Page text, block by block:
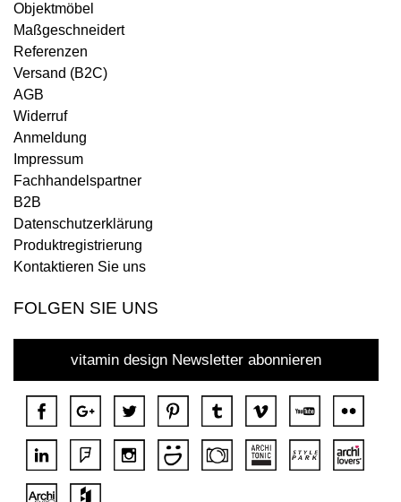
Objektmöbel
Maßgeschneidert
Referenzen
Versand (B2C)
AGB
Widerruf
Anmeldung
Impressum
Fachhandelspartner
B2B
Datenschutzerklärung
Produktregistrierung
Kontaktieren Sie uns
FOLGEN SIE UNS
vitamin design Newsletter abonnieren